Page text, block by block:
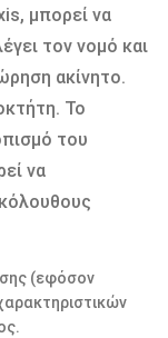
μπορεί να
τον νομό και
ακίνητο.
Το
του
να
(εφόσον